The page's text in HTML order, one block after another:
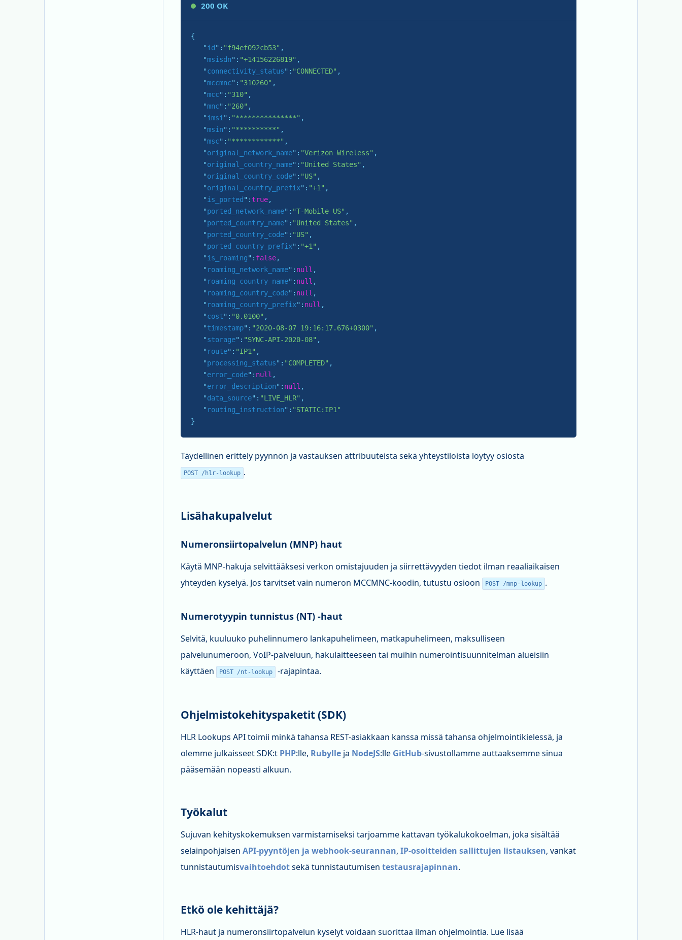
200 OK
{
   "
id ": "f94ef092cb53" ,
   "
msisdn": "+14156226819" ,
   "
connectivity_status": "CONNECTED" ,
   "
mccmnc": "310260" ,
   "
mcc": "310" ,
   "
mnc": "260" ,
   "
imsi ": "***************" ,
   "
msin": "**********" ,
   "
msc": "************" ,
   "
original_network_name": "Verizon Wireless" ,
   "
original_country_name": "United States" ,
   "
original_country_code": "US" ,
   "
original_country_prefix": "+1" ,
   "
is_ported ": true,
   "
ported_network_name": "T-Mobile US" ,
   "
ported_country_name": "United States" ,
   "
ported_country_code": "US" ,
   "
ported_country_prefix": "+1" ,
   "
is_roaming": false,
   "
roaming_network_name": null ,
   "
roaming_country_name": null ,
   "
roaming_country_code": null ,
   "
roaming_country_prefix": null ,
   "
cost": "0.0100" ,
   "
timestamp": "2020-08-07 19:16:17.676+0300" ,
   "
storage": "SYNC-API-2020-08" ,
   "
route": "IP1" ,
   "
processing_status": "COMPLETED" ,
   "
error_code": null ,
   "
error_description": null ,
   "
data_source": "LIVE_HLR" ,
   "
routing_instruction": "STATIC:IP1"
}
Täydellinen erittely pyynnön ja vastauksen attribuuteista sekä yhteystiloista löytyy osiosta
POST /hlr-lookup .
Lisähakupalvelut
Numeronsiirtopalvelun (MNP) haut
Käytä MNP-hakuja selvittääksesi verkon omistajuuden ja siirrettävyyden tiedot ilman reaaliaikaisen
yhteyden kyselyä. Jos tarvitset vain numeron MCCMNC-koodin, tutustu osioon
POST /mnp-lookup .
Numerotyypin tunnistus (NT) -haut
Selvitä, kuuluuko puhelinnumero lankapuhelimeen, matkapuhelimeen, maksulliseen
palvelunumeroon, VoIP-palveluun, hakulaitteeseen tai muihin numerointisuunnitelman alueisiin
käyttäen
POST /nt-lookup -rajapintaa.
Ohjelmistokehityspaketit (SDK)
HLR Lookups API toimii minkä tahansa REST-asiakkaan kanssa missä tahansa ohjelmointikielessä, ja
olemme julkaisseet SDK:t PHP:lle, Rubylle ja NodeJS:lle GitHub-sivustollamme auttaaksemme sinua
pääsemään nopeasti alkuun.
Työkalut
Sujuvan kehityskokemuksen varmistamiseksi tarjoamme kattavan työkalukokoelman, joka sisältää
selainpohjaisen API-pyyntöjen ja webhook-seurannan, IP-osoitteiden sallittujen listauksen, vankat
tunnistautumisvaihtoehdotsekä tunnistautumisen testausrajapinnan.
Etkö ole kehittäjä?
HLR-haut ja numeronsiirtopalvelun kyselyt voidaan suorittaa ilman ohjelmointia. Lue lisää